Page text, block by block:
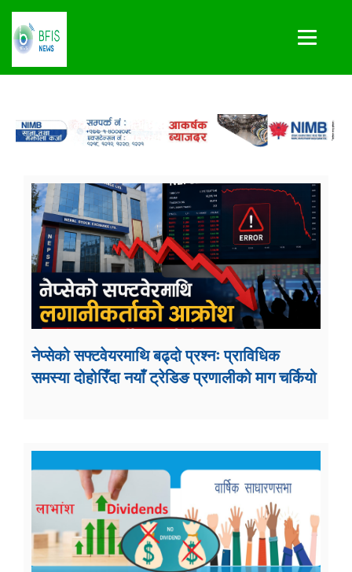
नेप्सेको सफ्टवेयरमाथि बढ्दो प्रश्नः प्राविधिक
समस्या दोहोरिँदा नयाँ ट्रेडिङ प्रणालीको माग चर्कियो